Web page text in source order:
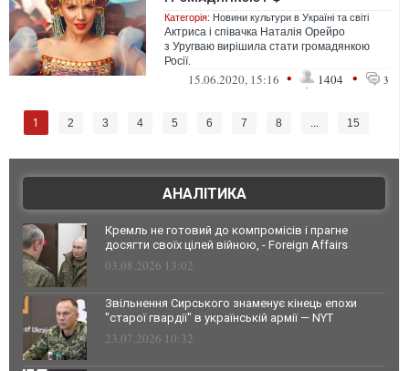
Категорія: Новини культури в Україні та світі
Актриса і співачка Наталія Орейро
з Уругваю вирішила стати громадянкою
Росії.
15.06.2020, 15:16 • 1404 • 3
1 2 3 4 5 6 7 8 ... 15
АНАЛІТИКА
Кремль не готовий до компромісів і прагне
досягти своїх цілей війною, - Foreign Affairs
03.08.2026 13:02
Звільнення Сирського знаменує кінець епохи
"старої гвардії" в українській армії — NYT
23.07.2026 10:32